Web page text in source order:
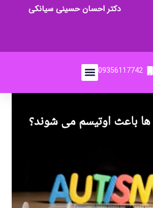
دکتر احسان حسینی سیانکی
09356117742